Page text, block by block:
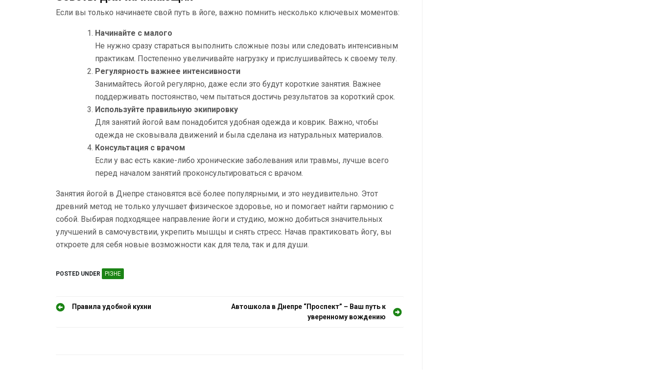
Если вы только начинаете свой путь в йоге, важно помнить несколько ключевых моментов:
Начинайте с малого
Не нужно сразу стараться выполнить сложные позы или следовать интенсивным
практикам. Постепенно увеличивайте нагрузку и прислушивайтесь к своему телу.
Регулярность важнее интенсивности
Занимайтесь йогой регулярно, даже если это будут короткие занятия. Важнее
поддерживать постоянство, чем пытаться достичь результатов за короткий срок.
Используйте правильную экипировку
Для занятий йогой вам понадобится удобная одежда и коврик. Важно, чтобы
одежда не сковывала движений и была сделана из натуральных материалов.
Консультация с врачом
Если у вас есть какие-либо хронические заболевания или травмы, лучше всего
перед началом занятий проконсультироваться с врачом.
Занятия йогой в Днепре становятся всё более популярными, и это неудивительно. Этот
древний метод не только улучшает физическое здоровье, но и помогает найти гармонию с
собой. Выбирая подходящее направление йоги и студию, можно добиться значительных
улучшений в самочувствии, укрепить мышцы и снять стресс. Начав практиковать йогу, вы
откроете для себя новые возможности как для тела, так и для души.
POSTED UNDER РІЗНЕ
Н
Правила удобной кухни
Автошкола в Днепре “Проспект” – Ваш путь к
уверенному вождению